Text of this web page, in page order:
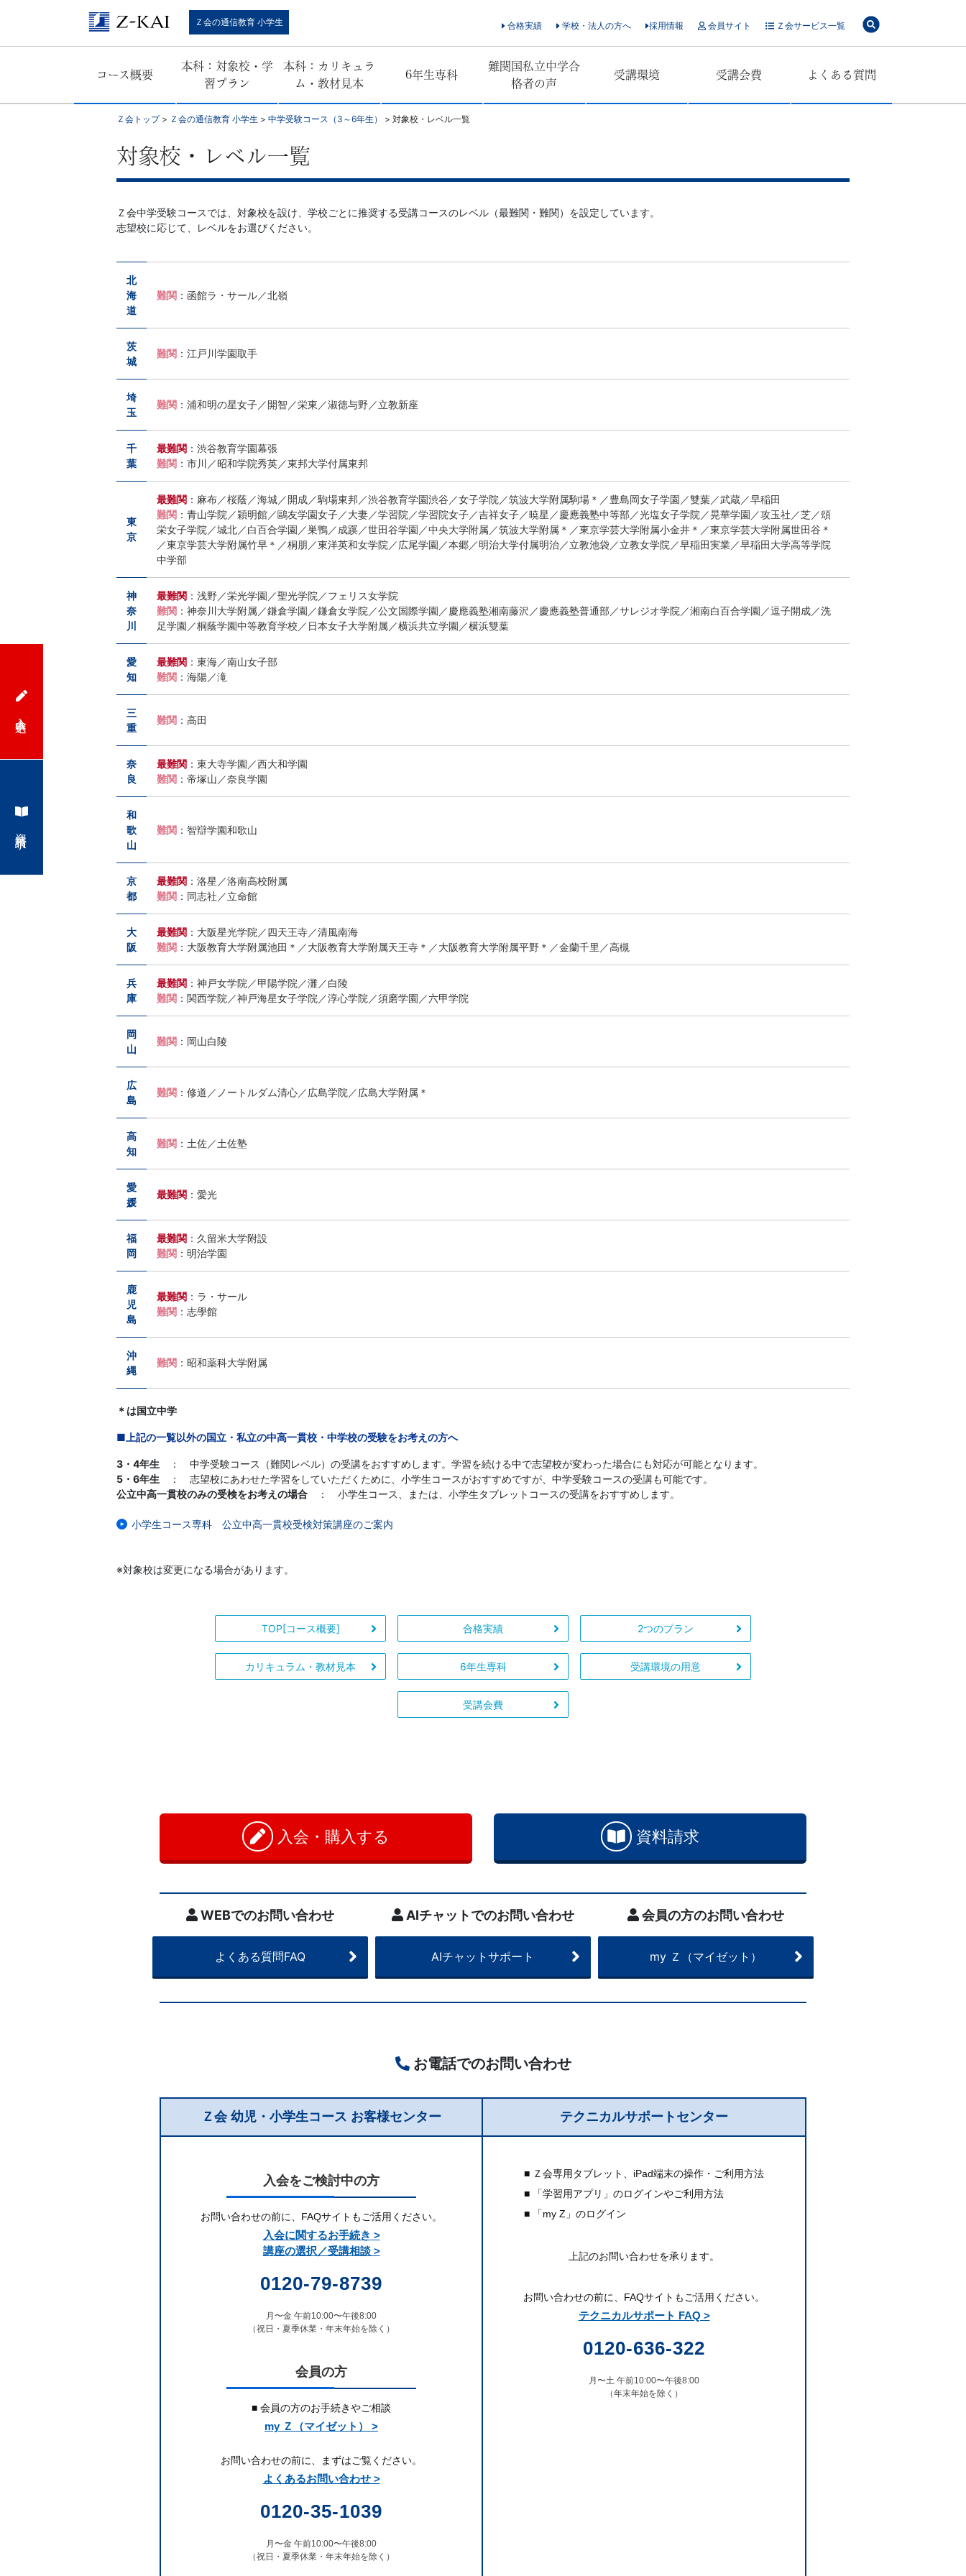
会
設
が
特
小
学
生
Ｚ会の通信教育 小学生 合格実績 学校・法人の方へ 採用情報 会員サイト Ｚ会サービス一覧
コース概要
本科：対象校・学
習プラン
本科：カリキュラ
ム・教材見本
6年生専科
難関国私立中学合
格者の声
受講環境 受講会費 よくある質問
Ｚ会トップ> Ｚ会の通信教育 小学生 > 中学受験コース（3～6年生） > 対象校・レベル一覧
対象校・レベル一覧
Ｚ会中学受験コースでは、対象校を設け、学校ごとに推奨する受講コースのレベル（最難関・難関）を設定しています。
志望校に応じて、レベルをお選びください。
北
海
道
難関 ：函館ラ・サール／北嶺
茨
城
難関 ：江戸川学園取手
埼
玉
難関 ：浦和明の星女子／開智／栄東／淑徳与野／立教新座
千
葉
最難関 ：渋谷教育学園幕張
難関 ：市川／昭和学院秀英／東邦大学付属東邦
東
京
最難関 ：麻布／桜蔭／海城／開成／駒場東邦／渋谷教育学園渋谷／女子学院／筑波大学附属駒場＊／豊島岡女子学園／雙葉／武蔵／早稲田
難関 ：青山学院／穎明館／鷗友学園女子／大妻／学習院／学習院女子／吉祥女子／暁星／慶應義塾中等部／光塩女子学院／晃華学園／攻玉社／芝／頌
栄女子学院／城北／白百合学園／巣鴨／成蹊／世田谷学園／中央大学附属／筑波大学附属＊／東京学芸大学附属小金井＊／東京学芸大学附属世田谷＊
／東京学芸大学附属竹早＊／桐朋／東洋英和女学院／広尾学園／本郷／明治大学付属明治／立教池袋／立教女学院／早稲田実業／早稲田大学高等学院
中学部
神
奈
川
最難関 ：浅野／栄光学園／聖光学院／フェリス女学院
難関 ：神奈川大学附属／鎌倉学園／鎌倉女学院／公文国際学園／慶應義塾湘南藤沢／慶應義塾普通部／サレジオ学院／湘南白百合学園／逗子開成／洗
足学園／桐蔭学園中等教育学校／日本女子大学附属／横浜共立学園／横浜雙葉
愛
知
最難関 ：東海／南山女子部
難関 ：海陽／滝
三
重
難関 ：高田
奈
良
最難関 ：東大寺学園／西大和学園
難関 ：帝塚山／奈良学園
和
歌
山
難関 ：智辯学園和歌山
京
都
最難関 ：洛星／洛南高校附属
難関 ：同志社／立命館
大
阪
最難関 ：大阪星光学院／四天王寺／清風南海
難関 ：大阪教育大学附属池田＊／大阪教育大学附属天王寺＊／大阪教育大学附属平野＊／金蘭千里／高槻
兵
庫
最難関 ：神戸女学院／甲陽学院／灘／白陵
難関 ：関西学院／神戸海星女子学院／淳心学院／須磨学園／六甲学院
岡
山
難関 ：岡山白陵
広
島
難関 ：修道／ノートルダム清心／広島学院／広島大学附属＊
高
知
難関 ：土佐／土佐塾
愛
媛
最難関 ：愛光
福
岡
最難関 ：久留米大学附設
難関 ：明治学園
鹿
児
島
最難関 ：ラ・サール
難関 ：志學館
沖
縄
難関 ：昭和薬科大学附属
＊は国立中学
■上記の一覧以外の国立・私立の中高一貫校・中学校の受験をお考えの方へ
3・4年生 ： 中学受験コース（難関レベル）の受講をおすすめします。学習を続ける中で志望校が変わった場合にも対応が可能となります。
5・6年生 ： 志望校にあわせた学習をしていただくために、小学生コースがおすすめですが、中学受験コースの受講も可能です。
公立中高一貫校のみの受検をお考えの場合 ： 小学生コース、または、小学生タブレットコースの受講をおすすめします。
小学生コース専科 公立中高一貫校受検対策講座のご案内
※対象校は変更になる場合があります。
TOP[コース概要] 合格実績 2つのプラン
カリキュラム・教材見本 6年生専科 受講環境の用意
受講会費
入会・購入する 資料請求
WEBでのお問い合わせ
よくある質問FAQ
AIチャットでのお問い合わせ
AIチャットサポート
会員の方のお問い合わせ
my Ｚ（マイゼット）
お電話でのお問い合わせ
Ｚ会 幼児・小学生コース お客様センター
入会をご検討中の方
お問い合わせの前に、 FAQサイトもご活用ください。
入会に関するお手続き >
講座の選択／受講相談 >
0120-79-8739
月〜金 午前10:00〜午後8:00
（祝日・夏季休業・年末年始を除く）
会員の方
■ 会員の方のお手続きやご相談
my Ｚ（マイゼット） >
お問い合わせの前に、 まずはご覧ください。
よくあるお問い合わせ >
0120-35-1039
月〜金 午前10:00〜午後8:00
（祝日・夏季休業・年末年始を除く）
テクニカルサポートセンター
■ Ｚ会専用タブレット、 iPad端末の操作・ご利用方法
■ 「学習用アプリ」のログインやご利用方法
■ 「my Z」のログイン
上記のお問い合わせを承ります。
お問い合わせの前に、 FAQサイトもご活用ください。
テクニカルサポート FAQ >
0120-636-322
月〜土 午前10:00〜午後8:00
（年末年始を除く）